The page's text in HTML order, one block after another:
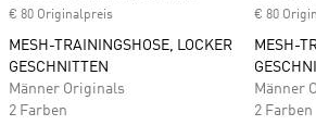
€ 80 Originalpreis
MESH-TRAININGSHOSE, LOCKER
GESCHNITTEN
Männer Originals
2 Farben
€ 80
MESH-
Männer
2 Farben